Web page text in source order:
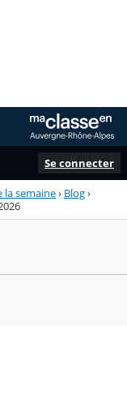
Se connecter
la semaine› Blog›